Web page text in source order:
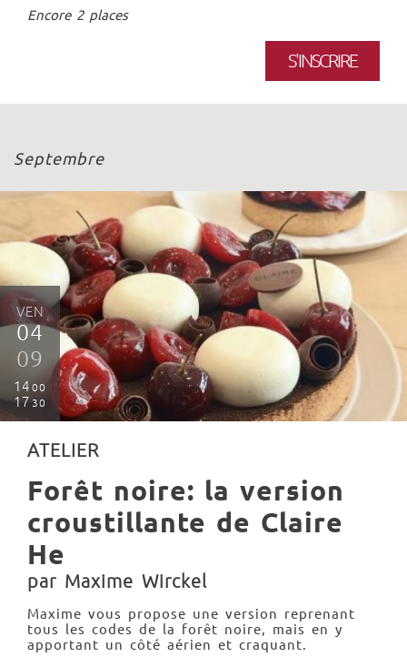
Encore 2 places
S'INSCRIRE
Septembre
VEN
04
09
14 00
17 30
ATELIER
Forêt noire: la version
croustillante de Claire
He
par Maxime Wirckel
Maxime vous propose une version reprenant
tous les codes de la forêt noire, mais en y
apportant un côté aérien et craquant.